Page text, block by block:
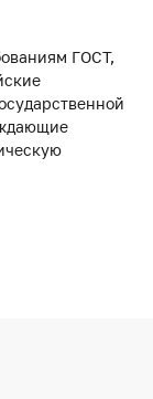
ГОСТ,